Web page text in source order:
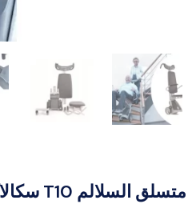
متسلق السلالم T10 سكالاكومبي